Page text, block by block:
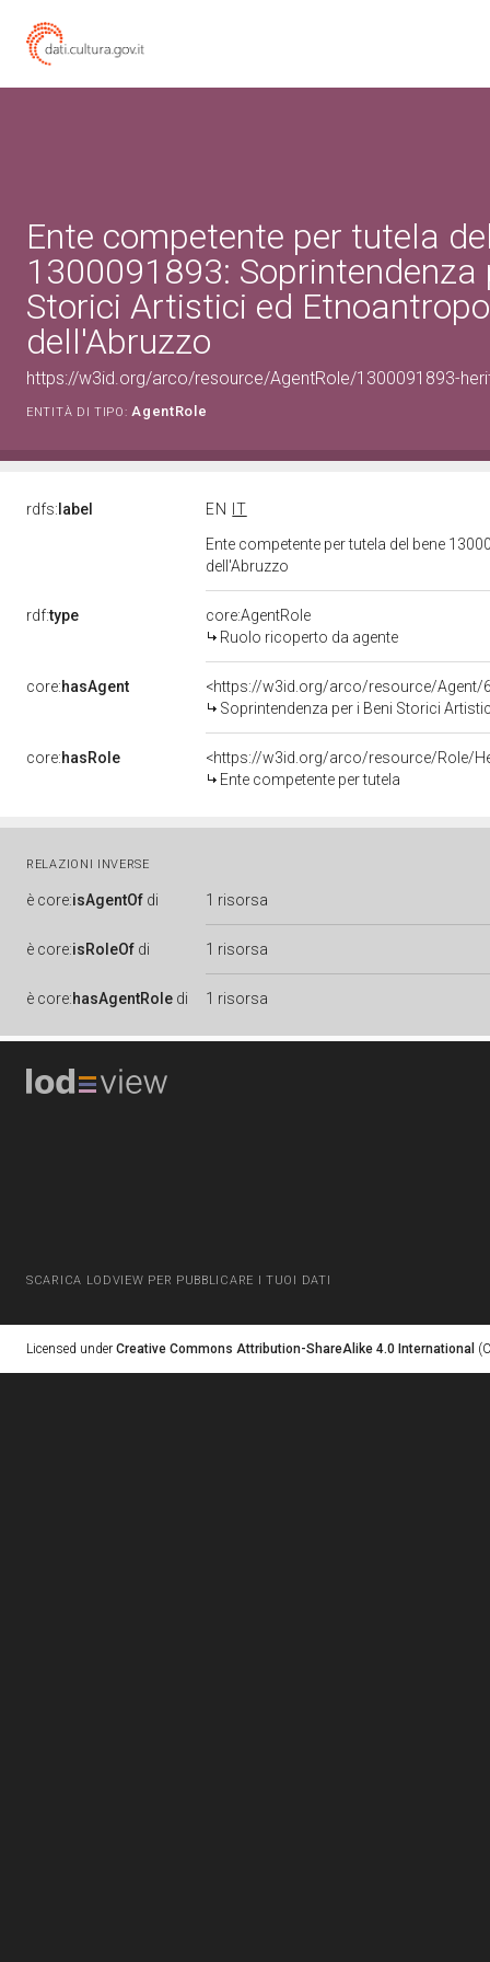
Ente competente per tutela
1300091893: Soprintendenza
Storici Artistici ed
dell'Abruzzo
https://w3id.org/arco/resource/AgentRole/1300091893-
ENTITÀ DI TIPO: AgentRole
rdfs: label EN
IT
Ente competente per tutela del bene
dell'Abruzzo
rdf:type
core:AgentRole
Ruolo ricoperto da agente
core:hasAgent
<https://w3id.org/arco/resource/Agent/
Soprintendenza per i Beni Storici
core:hasRole
<https://w3id.org/arco/resource/Role/
Ente competente per tutela
RELAZIONI INVERSE
è core:isAgentOf di 1 risorsa
è core:isRoleOf di 1 risorsa
è core:hasAgentRole di 1 risorsa
SCARICA LODVIEW PER PUBBLICARE I TUOI DATI
Licensed under Creative Commons Attribution-ShareAlike 4.0 International